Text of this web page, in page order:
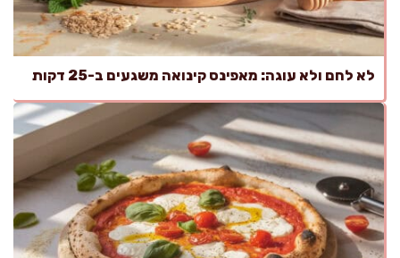
לא לחם ולא עוגה: מאפינס קינואה משגעים ב-25 דקות